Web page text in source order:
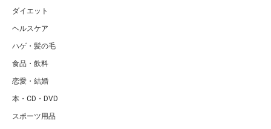
ダイエット
ヘルスケア
ハゲ・髪の毛
食品・飲料
恋愛・結婚
本・CD・DVD
スポーツ用品